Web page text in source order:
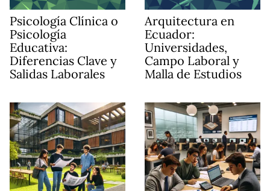
Psicología Clínica o
Psicología
Educativa:
Diferencias Clave y
Salidas Laborales
Arquitectura en
Ecuador:
Universidades,
Campo Laboral y
Malla de Estudios